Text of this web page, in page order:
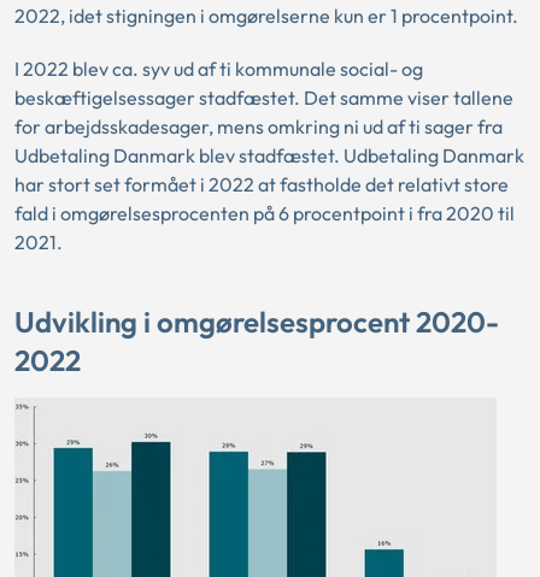
2022, idet stigningen i omgørelserne kun er 1 procentpoint.
I 2022 blev ca. syv ud af ti kommunale social- og
beskæftigelsessager stadfæstet. Det samme viser tallene
for arbejdsskadesager, mens omkring ni ud af ti sager fra
Udbetaling Danmark blev stadfæstet. Udbetaling Danmark
har stort set formået i 2022 at fastholde det relativt store
fald i omgørelsesprocenten på 6 procentpoint i fra 2020 til
2021.
Udvikling i omgørelsesprocent 2020-
2022